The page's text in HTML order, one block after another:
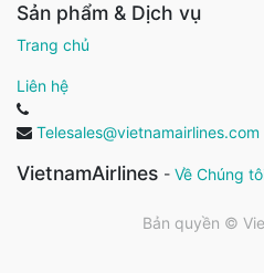
Sản phẩm & Dịch vụ
Trang chủ
Liên hệ
Telesales@vietnamairlines.com
VietnamAirlines - Về Chúng
Bản quyền ©